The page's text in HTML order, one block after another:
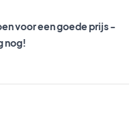
voor een goede prijs -
nog!